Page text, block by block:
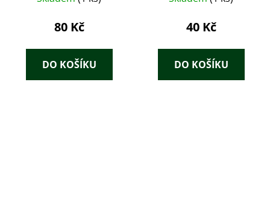
80 Kč
DO KOŠÍKU
40 Kč
DO KOŠÍKU